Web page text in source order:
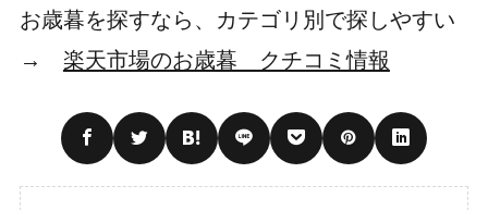
お歳暮を探すなら、カテゴリ別で探しやすい
→ 楽天市場のお歳暮 クチコミ情報